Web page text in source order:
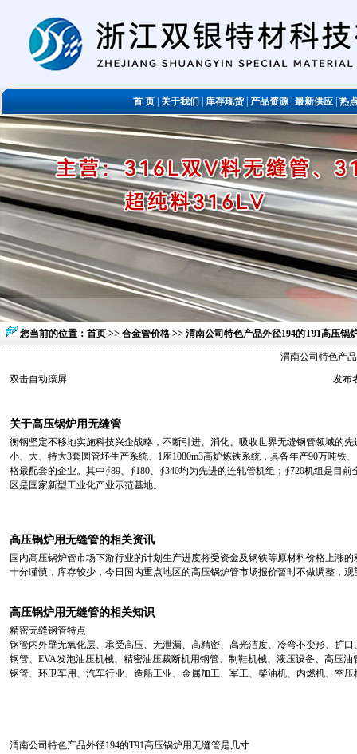
首 页关于我们库存现货|产品资源|最新供应|热
您当前的位置： 首页 >> 合金管价格 >> 渭南公司特色产品外径194的T91高压锅
渭南公司特色产
双击自动滚屏
发布
关于高压锅炉用无缝管
衡钢坚定不移地实施科技兴企战略，不断引进、消化、吸收世界无缝钢管领域的
小、大、特大3套圆管坯生产系统、1座1080m3高炉炼铁系统，具备年产90万吨
格最配套的企业。其中∮89、∮180、∮340均为先进的连轧管机组；∮720机组是目
区是国家新型工业化产业示范基地。
高压锅炉用无缝管的相关资讯
国内高压锅炉管市场下游行业的计划生产进度将受资金及钢铁等原材料价格上涨
十分谨慎，库存较少，今日国内重点地区的高压锅炉管市场报价暂时不做调整，观
高压锅炉用无缝管的相关知识
精密无缝钢管特点
钢管内外壁无氧化层、承受高压、无泄漏、高精密、高光洁度、冷弯不变形、扩
钢管、EVA发泡油压机械、精密油压裁断机用钢管、制鞋机械、液压设备、高压
钢管、环卫车用、汽车行业、造船工业、金属加工、军工、柴油机、内燃机、空
渭南公司特色产品外径194的T91高压锅炉用无缝管是几寸